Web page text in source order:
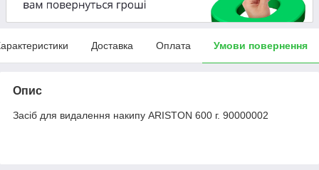
Доставка Оплата Умови повернення
Опис
Засіб для видалення накипу ARISTON 600 г. 90000002